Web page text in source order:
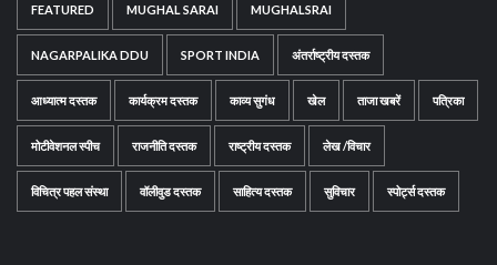
FEATURED MUGHAL SARAI MUGHALSRAI
NAGARPALIKA DDU SPORT INDIA अंतर्राष्ट्रीय दस्तक
आध्यात्म दस्तक कार्यक्रम दस्तक काव्य सुगंध खेल ताजा खबरें पत्रिका
मोटीवेशनल स्पीच राजनीति दस्तक राष्ट्रीय दस्तक लेख /विचार
विचित्र पहल संस्था वॉलीवुड दस्तक साहित्य दस्तक सुविचार स्पोर्ट्स दस्तक